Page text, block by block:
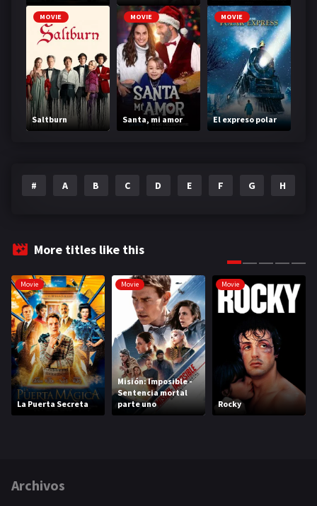
MOVIE
Saltburn
MOVIE
Santa, mi amor
MOVIE
El expreso polar
# A B C D E F G H
More titles like this
Movie
La Puerta Secreta
Movie
Misión: Imposible -
Sentencia mortal
parte uno
Movie
Rocky
Archivos